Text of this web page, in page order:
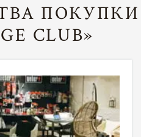
ПОКУПКИ
CLUB»